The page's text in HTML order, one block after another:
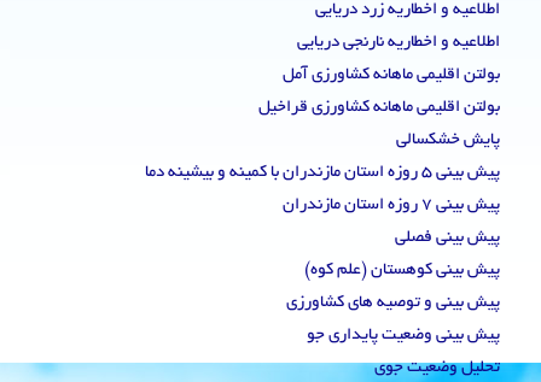
اطلاعیه و اخطاریه زرد دریایی
اطلاعیه و اخطاریه نارنجی دریایی
بولتن اقلیمی ماهانه کشاورزی آمل
بولتن اقلیمی ماهانه کشاورزی قراخیل
پایش خشکسالی
پیش بینی 5 روزه استان مازندران با کمینه و بیشینه دما
پیش بینی 7 روزه استان مازندران
پیش بینی فصلی
پیش بینی کوهستان (علم کوه)
پیش بینی و توصیه های کشاورزی
پیش بینی وضعیت پایداری جو
تحلیل وضعیت جوی